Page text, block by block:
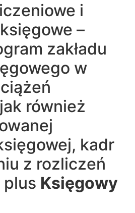
i
–
zakładu
w
również
kadr
z rozliczeń
plus Księgowy